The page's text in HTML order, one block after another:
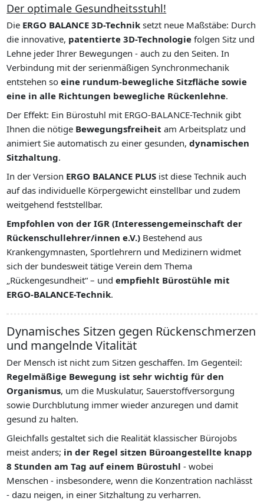
Der optimale Gesundheitsstuhl!
Die ERGO BALANCE 3D-Technik setzt neue Maßstäbe: Durch
die innovative, patentierte 3D-Technologie folgen Sitz und
Lehne jeder Ihrer Bewegungen - auch zu den Seiten. In
Verbindung mit der serienmäßigen Synchronmechanik
entstehen soeine rundum-bewegliche Sitzfläche sowie
eine in alle Richtungen bewegliche Rückenlehne.
Der Effekt: Ein Bürostuhl mit ERGO-BALANCE-Technik gibt
Ihnen die nötige Bewegungsfreiheit am Arbeitsplatz und
animiert Sie automatisch zu einer gesunden,dynamischen
Sitzhaltung.
In der Version ERGO BALANCE PLUS ist diese Technik auch
auf das individuelle Körpergewicht einstellbar und zudem
weitgehend feststellbar.
Empfohlen von der IGR (Interessengemeinschaft der
Rückenschullehrer/innen e.V.) Bestehend aus
Krankengymnasten, Sportlehrern und Medizinern widmet
sich der bundesweit tätige Verein dem Thema
„Rückengesundheit“ – undempfiehlt Bürostühle mit
ERGO-BALANCE-Technik.
Dynamisches Sitzen gegen Rückenschmerzen
und mangelnde Vitalität
Der Mensch ist nicht zum Sitzen geschaffen. Im Gegenteil:
Regelmäßige Bewegung ist sehr wichtig für den
Organismus, um die Muskulatur, Sauerstoffversorgung
sowie Durchblutung immer wieder anzuregen und damit
gesund zu halten.
Gleichfalls gestaltet sich die Realität klassischer Bürojobs
meist anders; in der Regel sitzen Büroangestellte knapp
8 Stunden am Tag auf einem Bürostuhl - wobei
Menschen - insbesondere, wenn die Konzentration nachlässt
- dazu neigen, in einer Sitzhaltung zu verharren.